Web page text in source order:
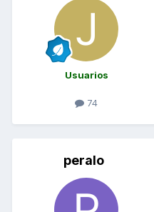
Usuarios
74
peralo